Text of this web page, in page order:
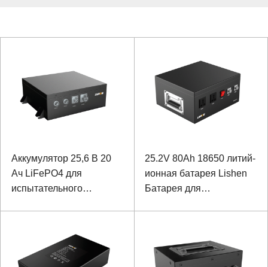
Аккумулятор 25,6 В 20
Ач LiFePO4 для
испытательного
месторождениях
25.2V 80Ah 18650 литий-
ионная батарея Lishen
Батарея для